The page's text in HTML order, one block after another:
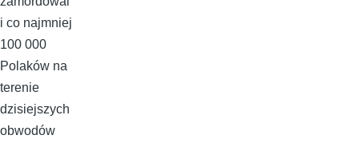
i co najmniej
100 000
Polaków na
terenie
dzisiejszych
obwodów